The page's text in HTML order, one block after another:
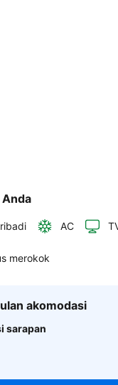
AC
merokok
akomodasi
sarapan